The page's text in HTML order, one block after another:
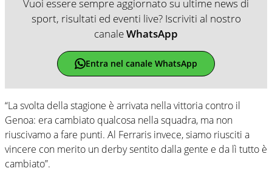
Vuoi essere sempre aggiornato su ultime news di
sport, risultati ed eventi live? Iscriviti al nostro
canaleWhatsApp
Entra nel canale WhatsApp
“La svolta della stagione è arrivata nella vittoria contro il
Genoa: era cambiato qualcosa nella squadra, ma non
riuscivamo a fare punti. Al Ferraris invece, siamo riusciti a
vincere con merito un derby sentito dalla gente e da lì tutto è
cambiato”.